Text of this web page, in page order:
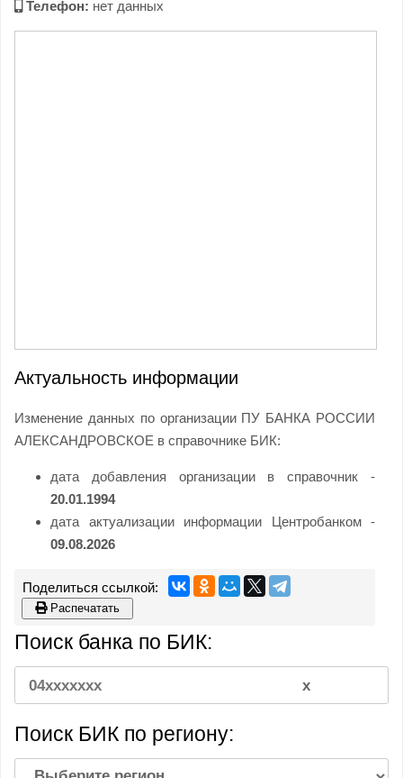
Телефон: нет данных
Актуальность информации
Изменение данных по организации ПУ БАНКА РОССИИ
АЛЕКСАНДРОВСКОЕ в справочнике БИК:
дата добавления организации в справочник -
20.01.1994
дата актуализации информации Центробанком -
09.08.2026
Распечатать
Поиск банка по БИК:
Поиск БИК по региону: